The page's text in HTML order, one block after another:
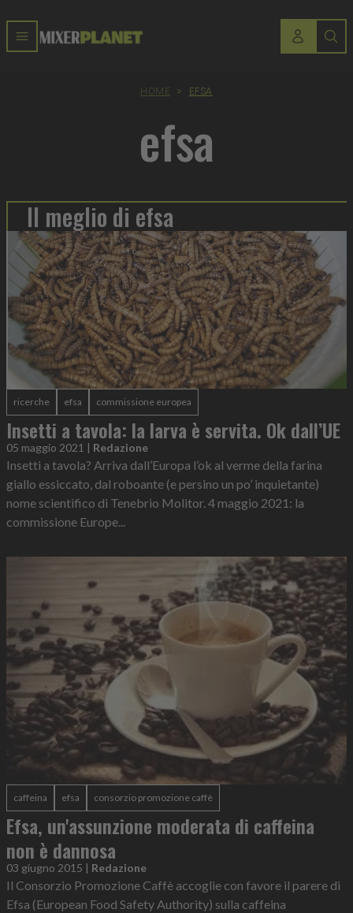
HOME > EFSA
efsa
Il meglio di efsa
ricerche efsa commissione europea
Insetti a tavola: la larva è servita. Ok dall’UE
05 maggio 2021 | Redazione
Insetti a tavola? Arriva dall’Europa l’ok al verme della farina
giallo essiccato, dal roboante (e persino un po’ inquietante)
nome scientifico di Tenebrio Molitor. 4 maggio 2021: la
commissione Europe...
caffeina efsa consorzio promozione caffè
Efsa, un'assunzione moderata di caffeina
non è dannosa
03 giugno 2015 | Redazione
Il Consorzio Promozione Caffè accoglie con favore il parere di
Efsa (European Food Safety Authority) sulla caffeina